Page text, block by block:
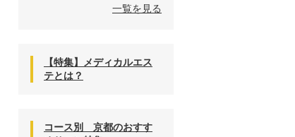
一覧を見る
【特集】メディカルエス
テとは？
コース別 京都のおすす